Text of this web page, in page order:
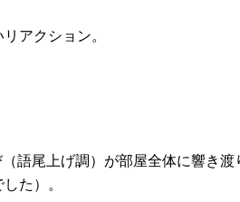
アクション。
語尾上げ調）が部屋全体に響き渡
た）。